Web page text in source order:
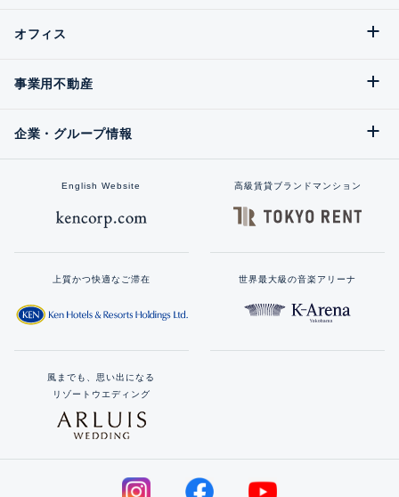
オフィス
事業用不動産
企業・グループ情報
English Website 高級賃貸ブランドマンション
上質かつ快適なご滞在 世界最大級の音楽アリーナ
風までも、思い出になる
リゾートウエディング